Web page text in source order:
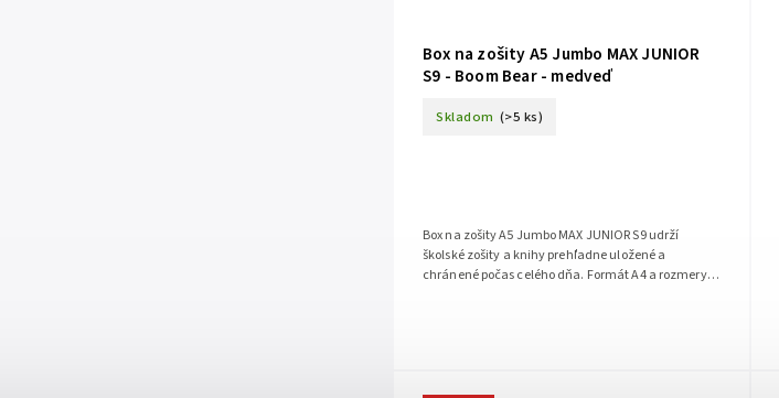
Box na zošity A5 Jumbo MAX JUNIOR
S9 - Boom Bear - medveď
Skladom (>5 ks)
Box na zošity A5 Jumbo MAX JUNIOR S9 udrží
školské zošity a knihy prehľadne uložené a
chránené počas celého dňa. Formát A4 a rozmery